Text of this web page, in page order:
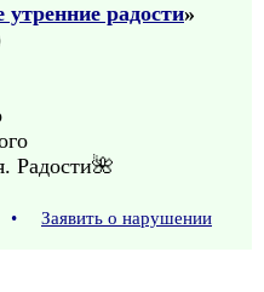
радости»
Радости🌺
• Заявить о нарушении